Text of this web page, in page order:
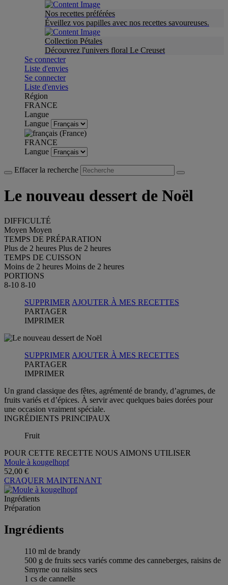
Nos recettes préférées
Éveillez vos papilles avec nos recettes savoureuses.
Collection Pétales
Découvrez l'univers floral Le Creuset
Se connecter
Liste d'envies
Se connecter
Liste d'envies
Région
FRANCE
Langue
Langue
FRANCE
Langue
Effacer la recherche
Le nouveau dessert de Noël
DIFFICULTÉ
Moyen Moyen
TEMPS DE PRÉPARATION
Plus de 2 heures Plus de 2 heures
TEMPS DE CUISSON
Moins de 2 heures Moins de 2 heures
PORTIONS
8-10 8-10
SUPPRIMER AJOUTER À MES RECETTES
PARTAGER
IMPRIMER
SUPPRIMER AJOUTER À MES RECETTES
PARTAGER
IMPRIMER
Un grand classique des fêtes, agrémenté de brandy, d’agrumes, de
fruits variés et d’épices. À servir avec quelques baies dorées pour
une occasion vraiment spéciale.
INGRÉDIENTS PRINCIPAUX
Fruit
POUR CETTE RECETTE NOUS AIMONS UTILISER
Moule à kougelhopf
52,00 €
CRAQUER MAINTENANT
Ingrédients
Préparation
Ingrédients
110 ml de brandy
500 g de fruits secs variés comme des canneberges, raisins de
Smyrne ou raisins secs
1 cs de cannelle